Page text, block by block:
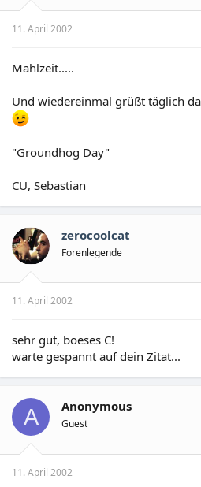
11. April 2002
Mahlzeit.....
Und wiedereinmal grüßt täglich
"Groundhog Day"
CU, Sebastian
zerocoolcat
Forenlegende
11. April 2002
sehr gut, boeses C!
warte gespannt auf dein Zitat...
A Anonymous
Guest
11. April 2002